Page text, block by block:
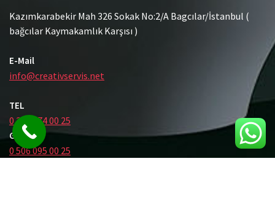
Kazımkarabekir Mah 326 Sokak No:2/A Bagcılar/İstanbul (
bağcılar Kaymakamlık Karşısı )
E-Mail
info@creativservis.net
TEL
0 212 474 00 25
GSM
0 506 095 00 25